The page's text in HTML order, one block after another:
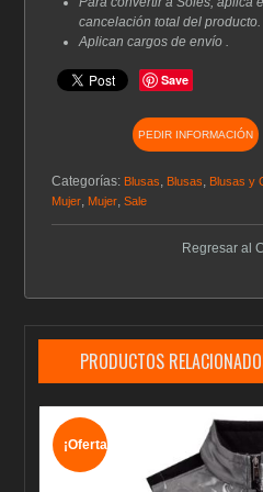
cancelación total del producto.
Aplican cargos de envío .
Save
PEDIR INFORMACIÓN
Categorías: Blusas, Blusas, Blusas y
Mujer, Mujer,Sale
Regresar al
PRODUCTOS
¡Oferta!